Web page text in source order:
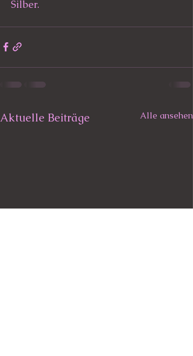
Silber.
Aktuelle Beiträge Alle ansehen